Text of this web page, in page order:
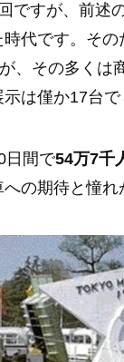
ですが、前述
代です。そ
、その多くは
は僅か17台で
日間で54万7千
の期待と憧れ